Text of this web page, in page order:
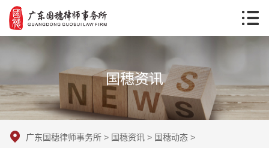
国穗资讯
广东国穗律师事务所 > 国穗资讯 > 国穗动态 >